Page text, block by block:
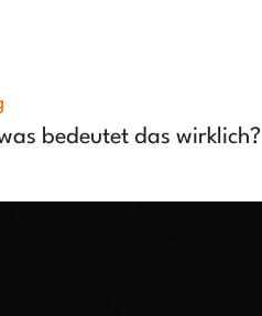
bedeutet das wirklich?